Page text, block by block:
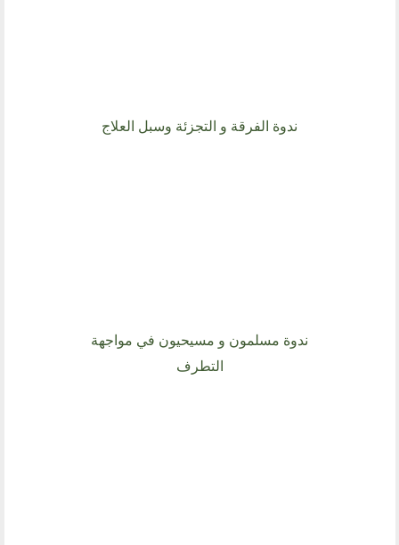
ندوة الفرقة و التجزئة وسبل العلاج
ندوة مسلمون و مسيحيون في مواجهة
التطرف